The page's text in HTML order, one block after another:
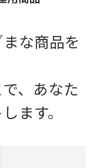
な商品を
、あなた
ます。